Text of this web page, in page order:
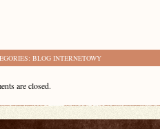
BLOG INTERNETOWY
are closed.